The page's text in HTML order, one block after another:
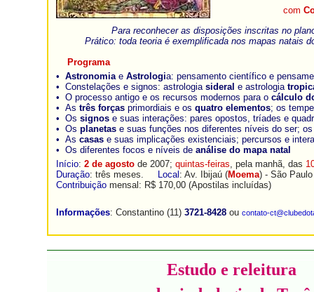
com
Para reconhecer as disposições inscritas no
Prático: toda teoria é exemplificada nos mapas natais
Programa
• Astronomiae Astrologia: pensamento científico e
• Constelações e signos: astrologia sideral e astrologia
• O processo antigo e os recursos modernos para o cálculo
• As três forças primordiais e os quatro elementos; os
• Os signos e suas interações: pares opostos, tríades e
• Os planetas e suas funções nos diferentes níveis do ser;
• As casas e suas implicações existenciais; percursos e
• Os diferentes focos e níveis de análise do mapa natal
Início: 2 de agosto de 2007; quintas-feiras, pela manhã, das
Duração: três meses. Local : Av. Ibijaú (Moema) - São Paulo
Contribuição mensal: R$ 170,00 (Apostilas incluídas)
Informações: Constantino (11) 3721-8428 ou contato-
Estudo e releitura